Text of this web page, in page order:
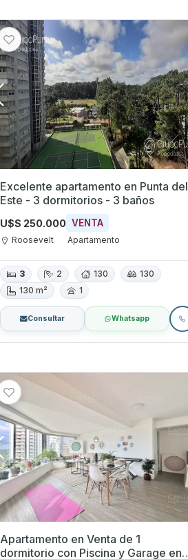
Excelente apartamento en Punta del
Este - 3 dormitorios - 3 baños
U$S 250.000 VENTA
Roosevelt Apartamento
3 2 130
130
130 m²
1
Consultar Whatsapp
Apartamento en Venta de 1
dormitorio con Piscina y Garage en